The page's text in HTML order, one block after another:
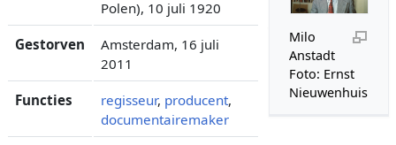
Milo
Anstadt
Foto: Ernst
Nieuwenhuis
Polen), 10 juli 1920
Gestorven
Amsterdam, 16 juli
2011
Functies regisseur, producent,
documentairemaker